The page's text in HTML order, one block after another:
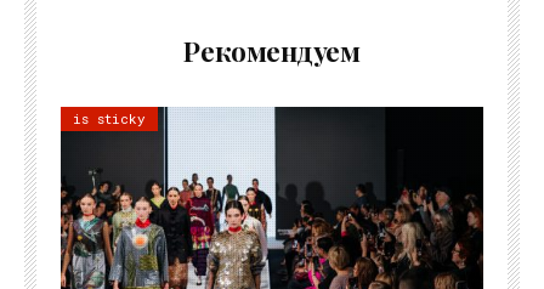
Рекомендуем
is sticky